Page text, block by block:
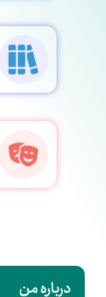
درباره من